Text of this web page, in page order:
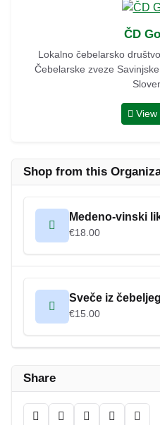
ČD
Lokalno čebelarsko
Čebelarske zveze
View
Shop from this
Medeno-vinski
€18.00
Sveče iz
€15.00
Share